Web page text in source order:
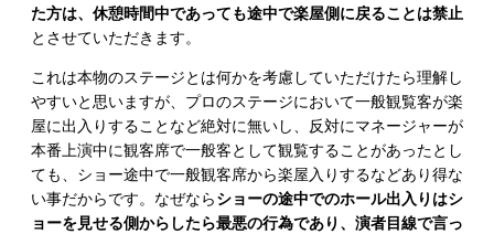
た方は、休憩時間中であっても途中で楽屋側に戻ることは禁止
とさせていただきます。
これは本物のステージとは何かを考慮していただけたら理解し
やすいと思いますが、プロのステージにおいて一般観覧客が楽
屋に出入りすることなど絶対に無いし、反対にマネージャーが
本番上演中に観客席で一般客として観覧することがあったとし
ても、ショー途中で一般観客席から楽屋入りするなどあり得な
い事だからです。なぜならショーの途中でのホール出入りはシ
ョーを見せる側からしたら最悪の行為であり、演者目線で言っ